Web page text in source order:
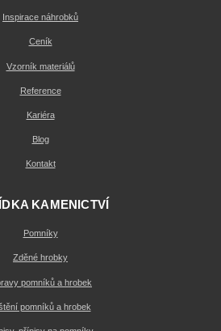
Inspirace náhrobků
Ceník
Vzorník materiálů
Reference
Kariéra
Blog
Kontakt
KAMENICTVÍ
Pomníky
Zděné hrobky
pomníků a hrobek
pomníků a hrobek